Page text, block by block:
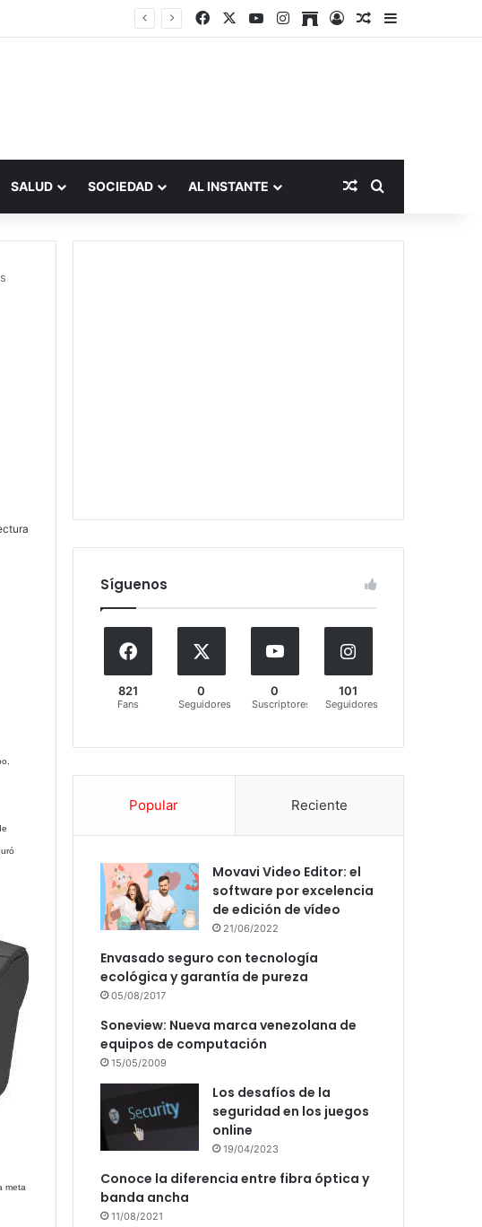
FacebookYouTubeInstagram
ArchiveAccesoPublicación al
Barra lateral
SALUD SOCIEDAD AL INSTANTE Publicación al
Buscar por
meta
Síguenos
821
Fans
0
Seguidores
0
Suscriptores
101
Seguidores
Popular Reciente
Movavi Video Editor: el
software por excelencia
de edición de vídeo
21/06/2022
Envasado seguro con tecnología
ecológica y garantía de pureza
05/08/2017
Soneview: Nueva marca venezolana de
equipos de computación
15/05/2009
Los desafíos de la
seguridad en los juegos
online
19/04/2023
Conoce la diferencia entre fibra óptica y
banda ancha
11/08/2021